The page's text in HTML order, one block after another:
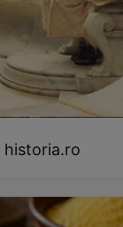
historia.ro